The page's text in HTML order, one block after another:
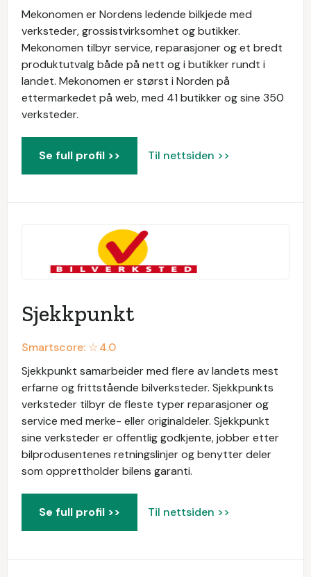
Mekonomen er Nordens ledende bilkjede med
verksteder, grossistvirksomhet og butikker.
Mekonomen tilbyr service, reparasjoner og et bredt
produktutvalg både på nett og i butikker rundt i
landet. Mekonomen er størst i Norden på
ettermarkedet på web, med 41 butikker og sine 350
verksteder.
Se full profil >> Til nettsiden >>
Sjekkpunkt
Smartscore: ☆4.0
Sjekkpunkt samarbeider med flere av landets mest
erfarne og frittstående bilverksteder. Sjekkpunkts
verksteder tilbyr de fleste typer reparasjoner og
service med merke- eller originaldeler. Sjekkpunkt
sine verksteder er offentlig godkjente, jobber etter
bilprodusentenes retningslinjer og benytter deler
som opprettholder bilens garanti.
Se full profil >> Til nettsiden >>